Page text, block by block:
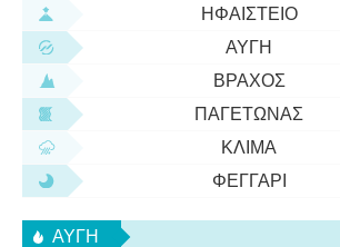
ΗΦΑΊΣΤΕΙΟ
ΑΥΓΉ
ΒΡΆΧΟΣ
ΠΑΓΕΤΏΝΑΣ
ΚΛΊΜΑ
ΦΕΓΓΆΡΙ
ΑΥΓΉ